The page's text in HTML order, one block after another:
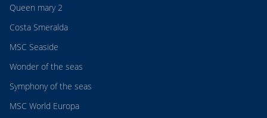
Queen mary 2
Costa Smeralda
MSC Seaside
Wonder of the seas
Symphony of the seas
MSC World Europa